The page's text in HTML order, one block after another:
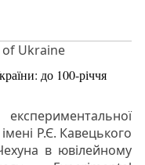
of Ukraine
до 100-річчя
імені Р.Є. Кавецького
в ювілейному